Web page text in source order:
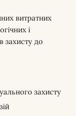
витратних
і
захисту до
захисту